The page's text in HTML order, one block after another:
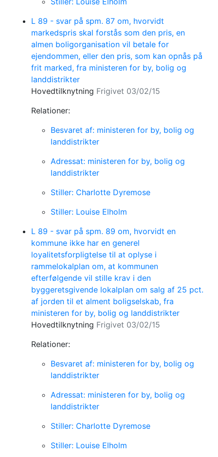
L 89 - svar på spm. 87 om, hvorvidt
markedspris skal forstås som den pris, en
almen boligorganisation vil betale for
ejendommen, eller den pris, som kan opnås på
frit marked, fra ministeren for by, bolig og
landdistrikter
Hovedtilknytning Frigivet 03/02/15
Relationer:
Besvaret af: ministeren for by, bolig og
landdistrikter
Adressat: ministeren for by, bolig og
landdistrikter
Stiller: Charlotte Dyremose
Stiller: Louise Elholm
L 89 - svar på spm. 89 om, hvorvidt en
kommune ikke har en generel
loyalitetsforpligtelse til at oplyse i
rammelokalplan om, at kommunen
efterfølgende vil stille krav i den
byggeretsgivende lokalplan om salg af 25 pct.
af jorden til et alment boligselskab, fra
ministeren for by, bolig og landdistrikter
Hovedtilknytning Frigivet 03/02/15
Relationer:
Besvaret af: ministeren for by, bolig og
landdistrikter
Adressat: ministeren for by, bolig og
landdistrikter
Stiller: Charlotte Dyremose
Stiller: Louise Elholm